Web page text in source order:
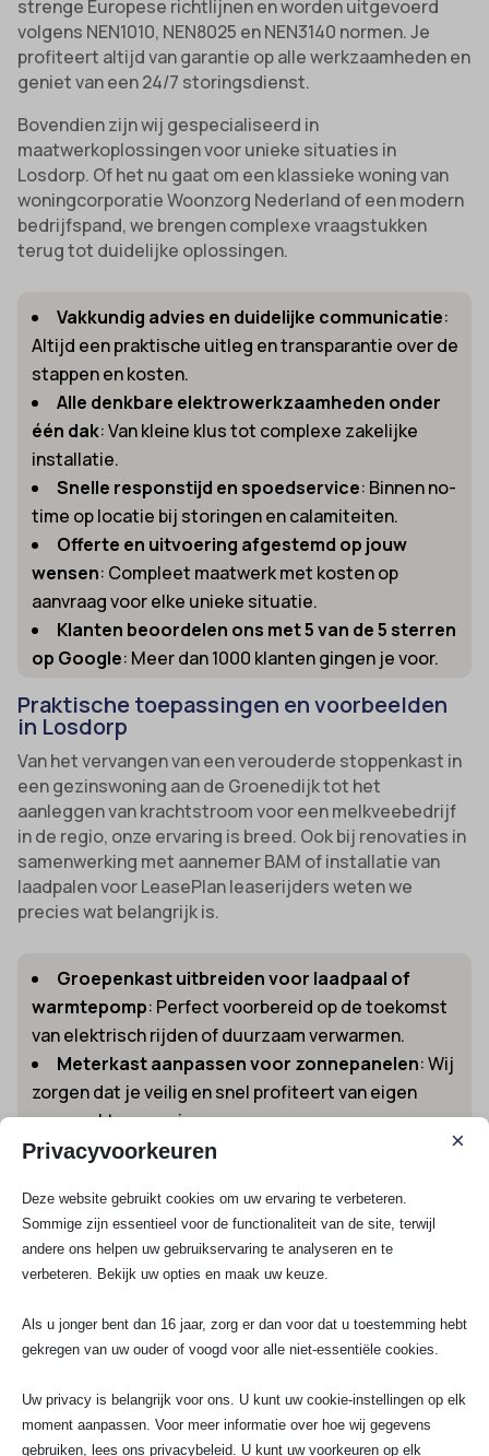
strenge Europese richtlijnen en worden uitgevoerd
volgens NEN1010, NEN8025 en NEN3140 normen. Je
profiteert altijd van garantie op alle werkzaamheden en
geniet van een 24/7 storingsdienst.
Bovendien zijn wij gespecialiseerd in
maatwerkoplossingen voor unieke situaties in
Losdorp. Of het nu gaat om een klassieke woning van
woningcorporatie Woonzorg Nederland of een modern
bedrijfspand, we brengen complexe vraagstukken
terug tot duidelijke oplossingen.
Vakkundig advies en duidelijke communicatie:
Altijd een praktische uitleg en transparantie over de
stappen en kosten.
Alle denkbare elektrowerkzaamheden onder
één dak: Van kleine klus tot complexe zakelijke
installatie.
Snelle responstijd en spoedservice: Binnen no-
time op locatie bij storingen en calamiteiten.
Offerte en uitvoering afgestemd op jouw
wensen: Compleet maatwerk met kosten op
aanvraag voor elke unieke situatie.
Klanten beoordelen ons met 5 van de 5 sterren
op Google: Meer dan 1000 klanten gingen je voor.
Praktische toepassingen en voorbeelden
in Losdorp
Van het vervangen van een verouderde stoppenkast in
een gezinswoning aan de Groenedijk tot het
aanleggen van krachtstroom voor een melkveebedrijf
in de regio, onze ervaring is breed. Ook bij renovaties in
samenwerking met aannemer BAM of installatie van
laadpalen voor LeasePlan leaserijders weten we
precies wat belangrijk is.
Groepenkast uitbreiden voor laadpaal of
warmtepomp: Perfect voorbereid op de toekomst
van elektrisch rijden of duurzaam verwarmen.
Meterkast aanpassen voor zonnepanelen: Wij
zorgen dat je veilig en snel profiteert van eigen
opgewekte energie.
Uitbreiden van schakelmateriaal, dimmers en
energiezuinig wonen in Losdorp.
Zakelijke keuring en onderhoud volgens NEN-
normen: Installatie- en periodieke keuringen die
Vervangen van oude bedrading in
monumentale panden: Verantwoord vernieuwen
Ben je benieuwd naar de mogelijkheden van een
groepenkast uitbreidingof moet er in jouw
Privacyvoorkeuren ×
Deze website gebruikt cookies om uw ervaring te verbeteren.
Sommige zijn essentieel voor de functionaliteit van de site, terwijl
andere ons helpen uw gebruikservaring te analyseren en te
verbeteren. Bekijk uw opties en maak uw keuze.
Als u jonger bent dan 16 jaar, zorg er dan voor dat u toestemming hebt
gekregen van uw ouder of voogd voor alle niet-essentiële cookies.
Uw privacy is belangrijk voor ons. U kunt uw cookie-instellingen op elk
moment aanpassen. Voor meer informatie over hoe wij gegevens
gebruiken, lees ons privacybeleid. U kunt uw voorkeuren op elk